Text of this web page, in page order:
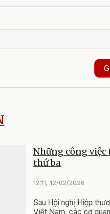
Những công
thứ ba
12:11, 12/02/2026
Sau Hội nghị Hiệp
Việt Nam, các cơ